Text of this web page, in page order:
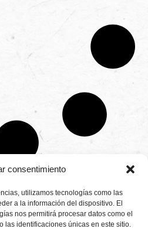
consentimiento
utilizamos tecnologías como las
a la información del dispositivo. El
nos permitirá procesar datos como el
las identificaciones únicas en este sitio.
de
s/n
Moguer.
ESPAÑA.
Aviso legal
Política de
privacidad